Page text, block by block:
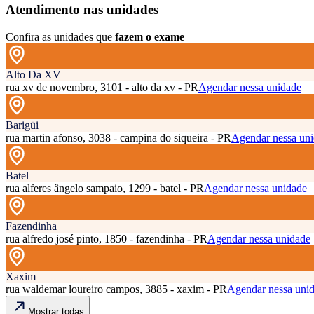
Atendimento nas unidades
Confira as unidades que fazem o exame
Alto Da XV
rua xv de novembro, 3101 - alto da xv - PRAgendar nessa unidade
Barigüi
rua martin afonso, 3038 - campina do siqueira - PRAgendar nessa
Batel
rua alferes ângelo sampaio, 1299 - batel - PRAgendar nessa unidade
Fazendinha
rua alfredo josé pinto, 1850 - fazendinha - PRAgendar nessa unidade
Xaxim
rua waldemar loureiro campos, 3885 - xaxim - PRAgendar nessa
Mostrar todas